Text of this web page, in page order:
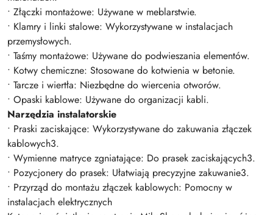
• Złączki montażowe: Używane w meblarstwie.
• Klamry i linki stalowe: Wykorzystywane w instalacjach
przemysłowych.
• Taśmy montażowe: Używane do podwieszania elementów.
• Kotwy chemiczne: Stosowane do kotwienia w betonie.
• Tarcze i wiertła: Niezbędne do wiercenia otworów.
• Opaski kablowe: Używane do organizacji kabli.
Narzędzia instalatorskie
• Praski zaciskające: Wykorzystywane do zakuwania złączek
kablowych3.
• Wymienne matryce zgniatające: Do prasek zaciskających3.
• Pozycjonery do prasek: Ułatwiają precyzyjne zakuwanie3.
• Przyrząd do montażu złączek kablowych: Pomocny w
instalacjach elektrycznych